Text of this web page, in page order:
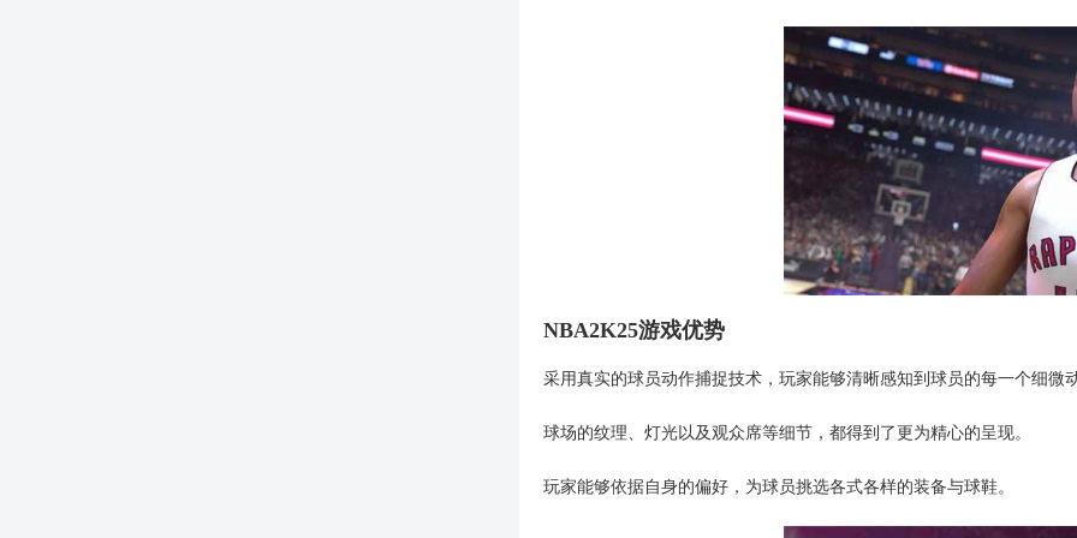
NBA2K25游戏优势
采用真实的球员动作捕捉技术，玩家能够清晰感知到球员的每一个细微
球场的纹理、灯光以及观众席等细节，都得到了更为精心的呈现。
玩家能够依据自身的偏好，为球员挑选各式各样的装备与球鞋。